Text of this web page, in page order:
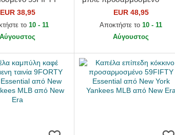
από New York
MLB από New Era
EUR 38,95
το10 - 11
Αύγουστος
59FIFTY Icon από New York
Yankees MLB από New Era
EUR 48,95
Αποκτήστε το10 - 11
Αύγουστος